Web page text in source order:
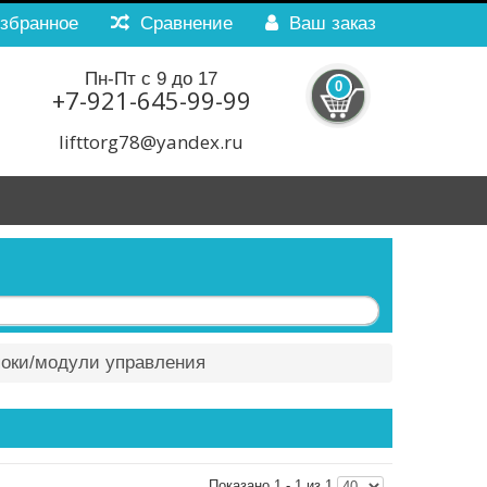
Сравнение Ваш заказ
Пн-Пт с 9 до 17
+7-921-645-99-99
lifttorg78@yandex.ru
0
модули управления